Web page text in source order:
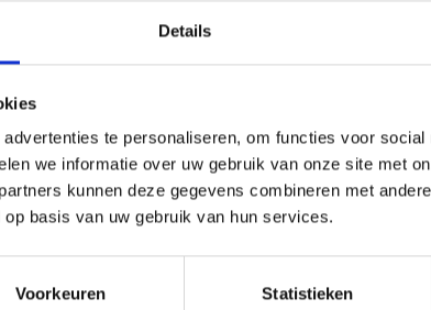
Details
te personaliseren, om functies voor social
we informatie over uw gebruik van onze site met
kunnen deze gegevens combineren met
basis van uw gebruik van hun services.
Voorkeuren Statistieken
2% korting
jusqu'à 50 %
limitées en vous inscrivant à notre
newsletter gratuite !
Oui, inscrivez-moi !